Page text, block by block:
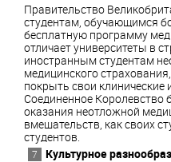
Правительство
студентам, обучающимся
бесплатную программу
отличает университеты в
иностранным студентам
медицинского
покрыть свои клинические
Соединенное Королевство
оказания неотложной
вмешательств, как своих
студентов.
Культурное